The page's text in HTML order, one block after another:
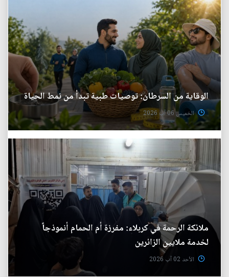
الوقاية من السرطان: توصيات طبية تبدأ من نمط الحياة
الخميس 06 آب 2026
ملائكة الرحمة في كربلاء: مفرزة أم الحمام أنموذجاً
لخدمة ملايين الزائرين
الأحد 02 آب 2026